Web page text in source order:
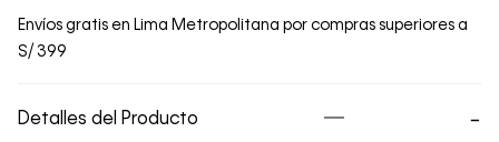
Envíos gratis en Lima Metropolitana por compras superiores a
S/ 399
Detalles del Producto